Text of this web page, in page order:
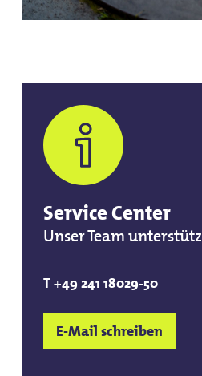
Service Center
Unser Team
T+49 241 18029-50
E-Mail schreiben